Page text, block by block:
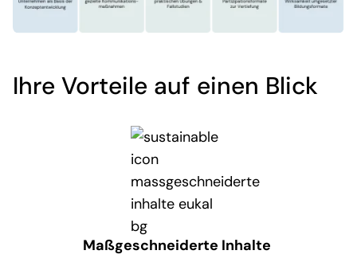
Ihre Vorteile auf einen Blick
Maßgeschneiderte Inhalte